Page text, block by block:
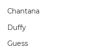
Chantana
Duffy
Guess